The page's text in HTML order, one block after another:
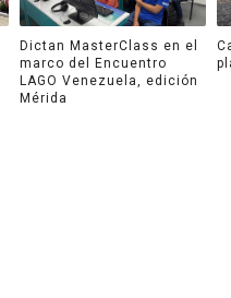
Dictan MasterClass en el
marco del Encuentro
LAGO Venezuela, edición
Mérida